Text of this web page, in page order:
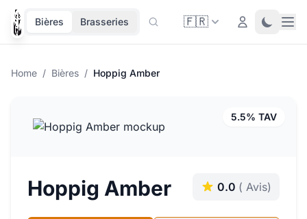
Bières Brasseries 🇫🇷 Login Toggle
Home / Bières / Hoppig Amber
5.5% TAV
Hoppig Amber 0.0 ( Avis)